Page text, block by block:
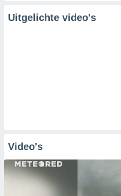
Uitgelichte video's
Video's